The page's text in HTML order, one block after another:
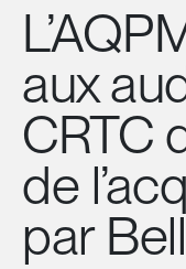
aux
CRTC
de
par